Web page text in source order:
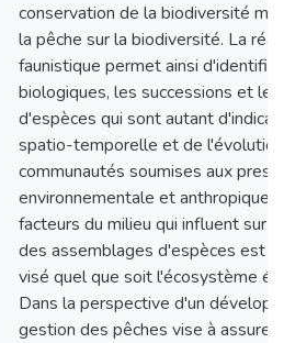
conservation de la biodiversité
la pêche sur la biodiversité. La
faunistique permet ainsi
biologiques, les successions et
d'espèces qui sont autant
spatio-temporelle et de
communautés soumises aux
environnementale et anthropique.
facteurs du milieu qui influent sur
des assemblages d'espèces est
visé quel que soit l'écosystème
Dans la perspective d'un
gestion des pêches vise à assurer